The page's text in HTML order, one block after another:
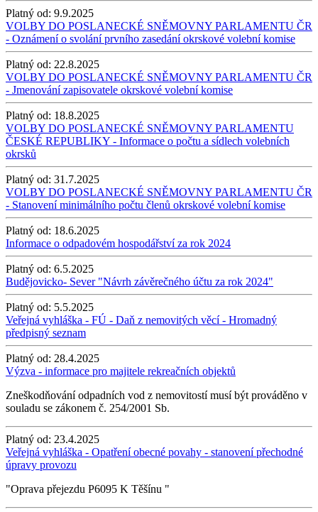
Platný od: 9.9.2025
VOLBY DO POSLANECKÉ SNĚMOVNY PARLAMENTU ČR
- Oznámení o svolání prvního zasedání okrskové volební komise
Platný od: 22.8.2025
VOLBY DO POSLANECKÉ SNĚMOVNY PARLAMENTU ČR
- Jmenování zapisovatele okrskové volební komise
Platný od: 18.8.2025
VOLBY DO POSLANECKÉ SNĚMOVNY PARLAMENTU
ČESKÉ REPUBLIKY - Informace o počtu a sídlech volebních
okrsků
Platný od: 31.7.2025
VOLBY DO POSLANECKÉ SNĚMOVNY PARLAMENTU ČR
- Stanovení minimálního počtu členů okrskové volební komise
Platný od: 18.6.2025
Informace o odpadovém hospodářství za rok 2024
Platný od: 6.5.2025
Budějovicko- Sever "Návrh závěrečného účtu za rok 2024"
Platný od: 5.5.2025
Veřejná vyhláška - FÚ - Daň z nemovitých věcí - Hromadný
předpisný seznam
Platný od: 28.4.2025
Výzva - informace pro majitele rekreačních objektů
Zneškodňování odpadních vod z nemovitostí musí být prováděno v
souladu se zákonem č. 254/2001 Sb.
Platný od: 23.4.2025
Veřejná vyhláška - Opatření obecné povahy - stanovení přechodné
úpravy provozu
"Oprava přejezdu P6095 K Těšínu "